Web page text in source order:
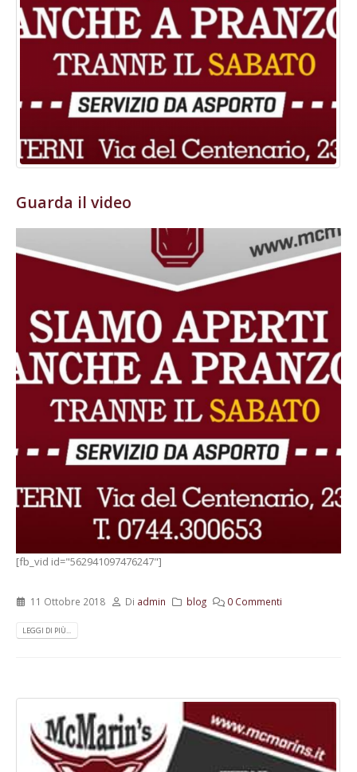
Guarda il video
[fb_vid id="562941097476247"]
11 Ottobre 2018 Di admin blog 0 Commenti
LEGGI DI PIÙ...